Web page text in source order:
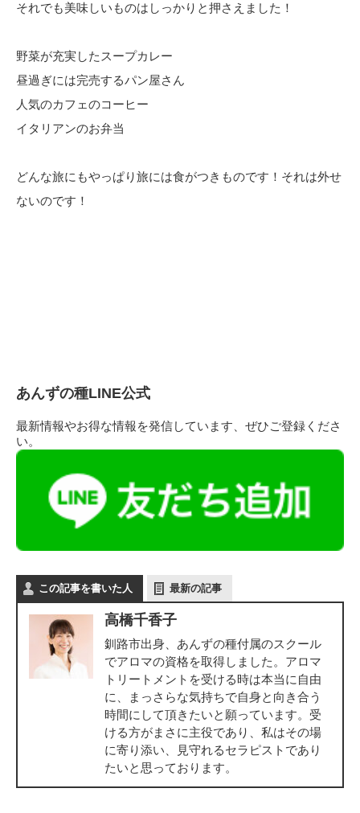
それでも美味しいものはしっかりと押さえました！
野菜が充実したスープカレー
昼過ぎには完売するパン屋さん
人気のカフェのコーヒー
イタリアンのお弁当
どんな旅にもやっぱり旅には食がつきものです！それは外せ
ないのです！
あんずの種LINE公式
最新情報やお得な情報を発信しています、ぜひご登録くださ
い。
この記事を書いた人 最新の記事
高橋千香子
釧路市出身、あんずの種付属のスクール
でアロマの資格を取得しました。アロマ
トリートメントを受ける時は本当に自由
に、まっさらな気持ちで自身と向き合う
時間にして頂きたいと願っています。受
ける方がまさに主役であり、私はその場
に寄り添い、見守れるセラピストであり
たいと思っております。